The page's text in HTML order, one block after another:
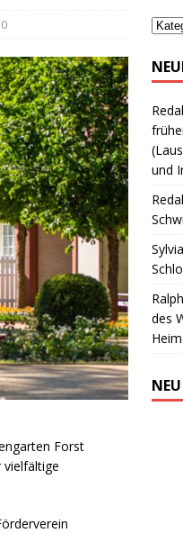
0
Forst
vielfältige
und
Sylvia
des